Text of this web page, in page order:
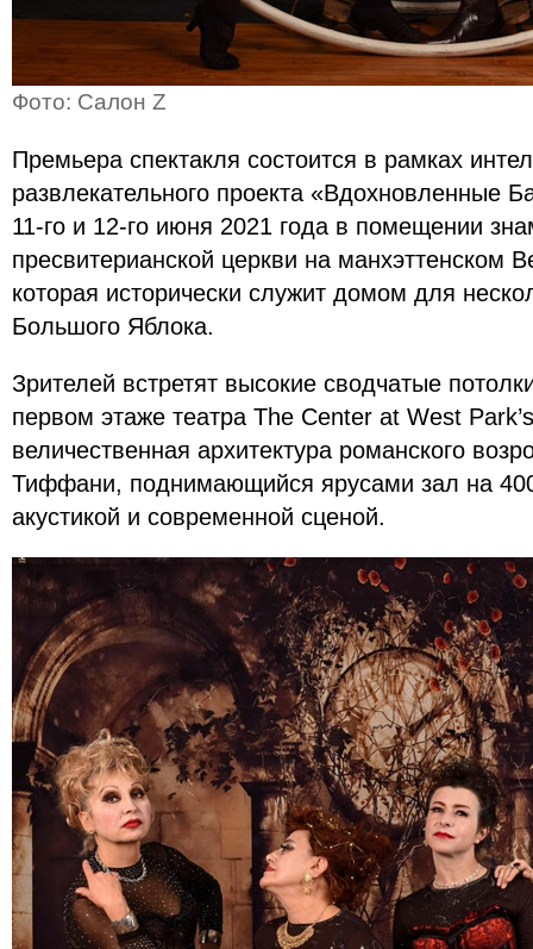
Фото: Салон Z
Премьера спектакля состоится в рамках
развлекательного проекта «Вдохновленные
11-го и 12-го июня 2021 года в помещении
пресвитерианской церкви на манхэттенском
которая исторически служит домом для
Большого Яблока.
Зрителей встретят высокие сводчатые
первом этаже театра The Center at West
величественная архитектура романского
Тиффани, поднимающийся ярусами зал на
акустикой и современной сценой.